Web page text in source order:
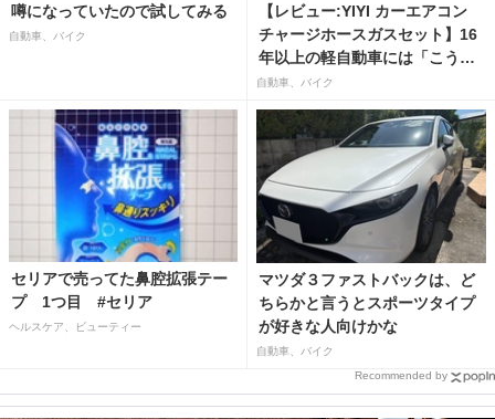
噂になっていたので試してみる
自動車、バイク
【レビュー:YIYI カーエアコン
チャージホースガスセット】16
年以上の軽自動車には「こうか
はばつぐんだ」が…
自動車、バイク
セリアで売ってた鼻腔拡張テー
プ 1つ目 #セリア
ヘルスケア、ビューティー
マツダ３ファストバックは、ど
ちらかと言うとスポーツタイプ
が好きな人向けかな
自動車、バイク
Recommended by